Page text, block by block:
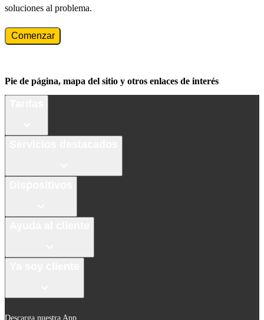
soluciones al problema.
Comenzar
Pie de página, mapa del sitio y otros enlaces de interés
Descarga nuestra App